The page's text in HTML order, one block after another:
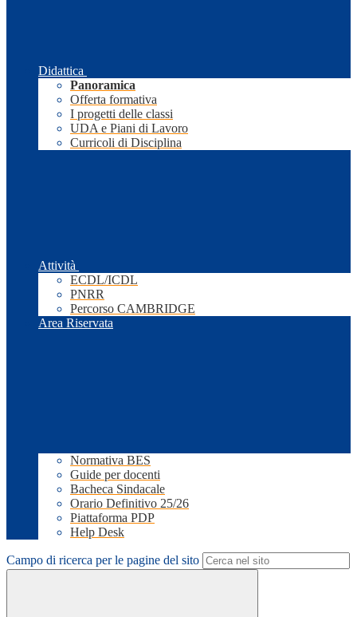
Didattica
Panoramica
Offerta formativa
I progetti delle classi
UDA e Piani di Lavoro
Curricoli di Disciplina
Attività
ECDL/ICDL
PNRR
Percorso CAMBRIDGE
Area Riservata
Normativa BES
Guide per docenti
Bacheca Sindacale
Orario Definitivo 25/26
Piattaforma PDP
Help Desk
Campo di ricerca per le pagine del sito